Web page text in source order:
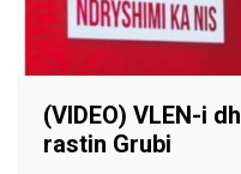
(VIDEO) VLEN-i
rastin Grubi